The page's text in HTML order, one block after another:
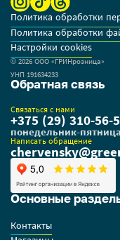
Политика обработки
Политика обработки
Настройки cookies
© 2026 OOO «ГРИНрозница»
УНП 191634233
Основные
Контакты
Обратная связь
Связаться с нами
+375 (29) 310-56-
понедельник-
Написать обращение